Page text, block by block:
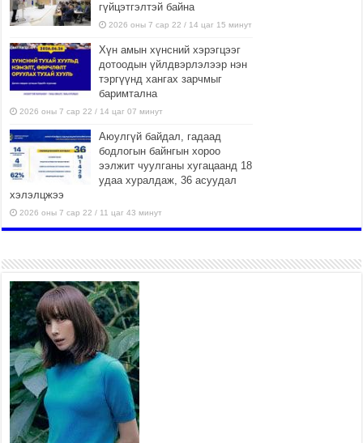
гүйцэтгэлтэй байна
2026 оны 7 сар 22 / 14 цаг 15 минут
Хүн амын хүнсний хэрэгцээг
дотоодын үйлдвэрлэлээр нэн
тэргүүнд хангах зарчмыг
баримтална
2026 оны 7 сар 22 / 14 цаг 07 минут
Аюулгүй байдал, гадаад
бодлогын байнгын хороо
ээлжит чуулганы хугацаанд 18
удаа хуралдаж, 36 асуудал
хэлэлцжээ
2026 оны 7 сар 22 / 11 цаг 43 минут
боломжтой-Хүүхэд хөгжүүлэх
төв” байгуулах төсөлд төр,
хувийн хэвшлийн түншлэлийн хүрээнд хамтран
ажиллахыг урьж байна
2026 оны 7 сар 22 / 9 цаг 28 минут
Б.Пүрэвдагва: “Урт цагаан”-ыг
залуучууд чөлөөт цагаа
өнгөрүүлдэг, жуулчид зорьж
ирдэг цэг болгоно
2026 оны 7 сар 21 / 16 цаг 47 минут
Тусгай замын автобус /BRT/ төслийн удирдах